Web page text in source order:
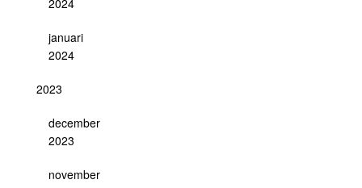
2024
januari
2024
2023
december
2023
november